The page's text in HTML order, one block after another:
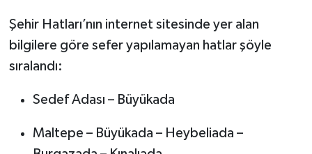
Şehir Hatları’nın internet sitesinde yer alan
bilgilere göre sefer yapılamayan hatlar şöyle
sıralandı:
Sedef Adası – Büyükada
Maltepe – Büyükada – Heybeliada –